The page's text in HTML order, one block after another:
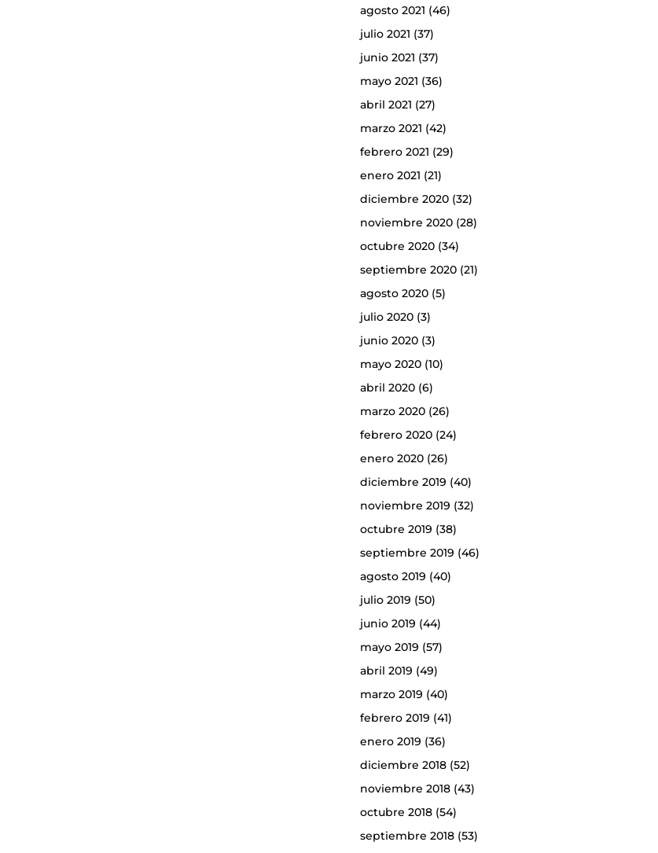
agosto 2021 (46)
julio 2021 (37)
junio 2021 (37)
mayo 2021 (36)
abril 2021 (27)
marzo 2021 (42)
febrero 2021 (29)
enero 2021 (21)
diciembre 2020(32)
noviembre 2020(28)
octubre 2020(34)
septiembre 2020(21)
agosto 2020(5)
julio 2020(3)
junio 2020(3)
mayo 2020(10)
abril 2020(6)
marzo 2020(26)
febrero 2020(24)
enero 2020(26)
diciembre 2019 (40)
noviembre 2019 (32)
octubre 2019 (38)
septiembre 2019 (46)
agosto 2019 (40)
julio 2019 (50)
junio 2019 (44)
mayo 2019 (57)
abril 2019 (49)
marzo 2019 (40)
febrero 2019 (41)
enero 2019 (36)
diciembre 2018(52)
noviembre 2018(43)
octubre 2018(54)
septiembre 2018(53)